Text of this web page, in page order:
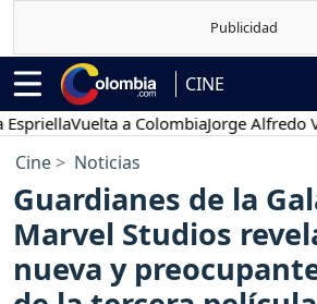
CINE
Vuelta a ColombiaJorge Alfredo Vargas
Cine Noticias
Guardianes de la
Marvel Studios
nueva y